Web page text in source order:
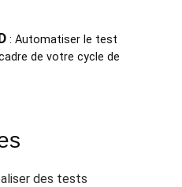
: Automatiser le test
de votre cycle de
des tests